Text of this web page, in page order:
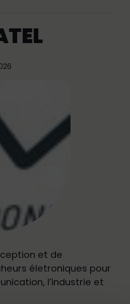
et de
életroniques pour
l’industrie et